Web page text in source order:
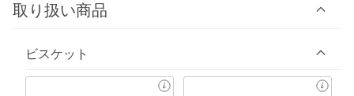
取り扱い商品
ビスケット